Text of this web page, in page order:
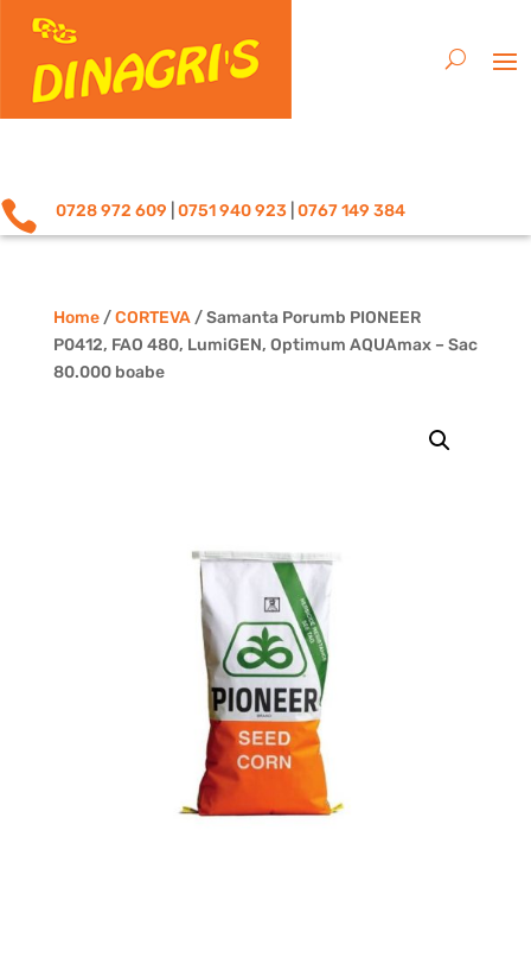
 0728 972 609 0751 940 923 0767 149 384
Home/CORTEVA/ Samanta Porumb PIONEER
P0412, FAO 480, LumiGEN, Optimum AQUAmax – Sac
80.000 boabe